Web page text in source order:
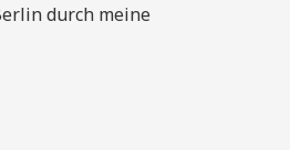
durch meine